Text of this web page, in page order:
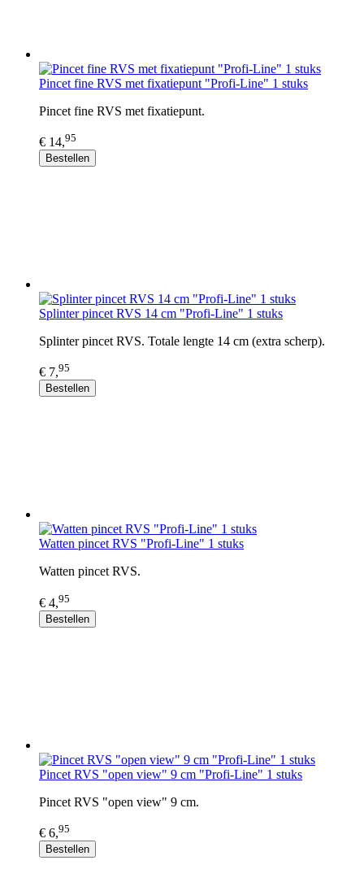
Pincet fine RVS met fixatiepunt "Profi-Line" 1 stuks
Pincet fine RVS met fixatiepunt.
€ 14,95
Bestellen
Splinter pincet RVS 14 cm "Profi-Line" 1 stuks
Splinter pincet RVS. Totale lengte 14 cm (extra scherp).
€ 7,95
Bestellen
Watten pincet RVS "Profi-Line" 1 stuks
Watten pincet RVS.
€ 4,95
Bestellen
Pincet RVS "open view" 9 cm "Profi-Line" 1 stuks
Pincet RVS "open view" 9 cm.
€ 6,95
Bestellen